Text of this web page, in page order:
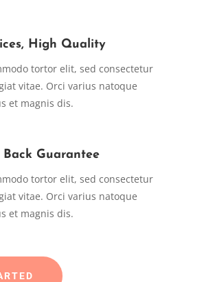
High Quality
tortor elit, sed consectetur
vitae. Orci varius natoque
et magnis dis.
Back Guarantee
tortor elit, sed consectetur
vitae. Orci varius natoque
et magnis dis.